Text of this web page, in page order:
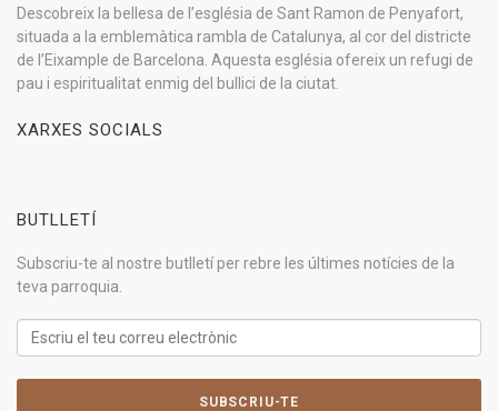
Descobreix la bellesa de l’església de Sant Ramon de Penyafort,
situada a la emblemàtica rambla de Catalunya, al cor del districte
de l’Eixample de Barcelona. Aquesta església ofereix un refugi de
pau i espiritualitat enmig del bullici de la ciutat.
XARXES SOCIALS
BUTLLETÍ
Subscriu-te al nostre butlletí per rebre les últimes notícies de la
teva parroquia.